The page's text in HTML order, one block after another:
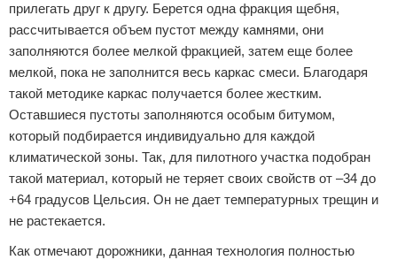
прилегать друг к другу. Берется одна фракция щебня,
рассчитывается объем пустот между камнями, они
заполняются более мелкой фракцией, затем еще более
мелкой, пока не заполнится весь каркас смеси. Благодаря
такой методике каркас получается более жестким.
Оставшиеся пустоты заполняются особым битумом,
который подбирается индивидуально для каждой
климатической зоны. Так, для пилотного участка подобран
такой материал, который не теряет своих свойств от –34 до
+64 градусов Цельсия. Он не дает температурных трещин и
не растекается.
Как отмечают дорожники, данная технология полностью